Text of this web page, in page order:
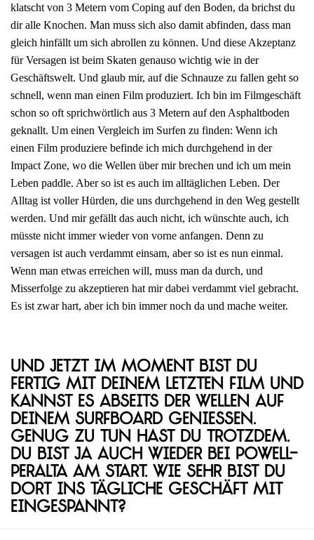
klatscht von 3 Metern vom Coping auf den Boden, da brichst du
dir alle Knochen. Man muss sich also damit abfinden, dass man
gleich hinfällt um sich abrollen zu können. Und diese Akzeptanz
für Versagen ist beim Skaten genauso wichtig wie in der
Geschäftswelt. Und glaub mir, auf die Schnauze zu fallen geht so
schnell, wenn man einen Film produziert. Ich bin im Filmgeschäft
schon so oft sprichwörtlich aus 3 Metern auf den Asphaltboden
geknallt. Um einen Vergleich im Surfen zu finden: Wenn ich
einen Film produziere befinde ich mich durchgehend in der
Impact Zone, wo die Wellen über mir brechen und ich um mein
Leben paddle. Aber so ist es auch im alltäglichen Leben. Der
Alltag ist voller Hürden, die uns durchgehend in den Weg gestellt
werden. Und mir gefällt das auch nicht, ich wünschte auch, ich
müsste nicht immer wieder von vorne anfangen. Denn zu
versagen ist auch verdammt einsam, aber so ist es nun einmal.
Wenn man etwas erreichen will, muss man da durch, und
Misserfolge zu akzeptieren hat mir dabei verdammt viel gebracht.
Es ist zwar hart, aber ich bin immer noch da und mache weiter.
Und jetzt im Moment bist du
fertig mit deinem letzten Film und
kannst es abseits der Wellen auf
deinem Surfboard genießen.
Genug zu tun hast du trotzdem.
Du bist ja auch wieder bei Powell-
Peralta am Start. Wie sehr bist du
dort ins tägliche Geschäft mit
eingespannt?